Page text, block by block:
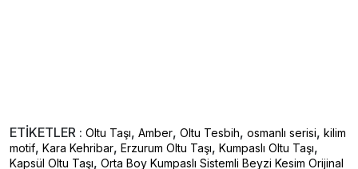
ETİKETLER : Oltu Taşı, Amber, Oltu Tesbih, osmanlı serisi, kilim
motif, Kara Kehribar, Erzurum Oltu Taşı, Kumpaslı Oltu Taşı,
Kapsül Oltu Taşı, Orta Boy Kumpaslı Sistemli Beyzi Kesim Orijinal